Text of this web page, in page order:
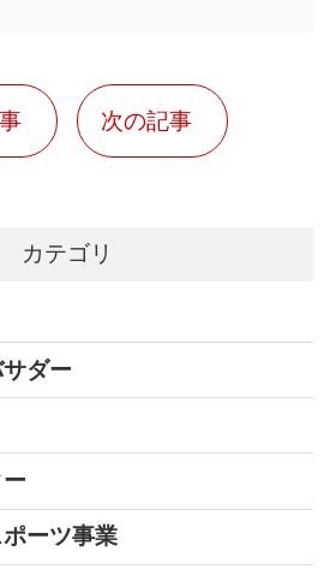
次の記事
カテゴリ
ダー
ーツ事業